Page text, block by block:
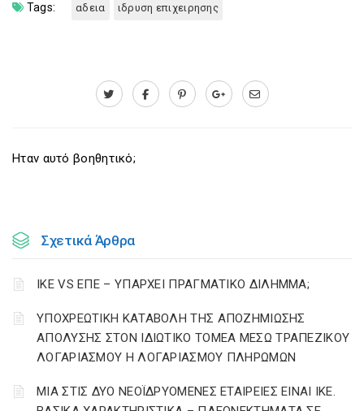
Tags: αδεια ιδρυση επιχειρησης
Ηταν αυτό βοηθητικό;
Σχετικά Άρθρα
ΙΚΕ VS ΕΠΕ – ΥΠΑΡΧΕΙ ΠΡΑΓΜΑΤΙΚΟ ΔΙΛΗΜΜΑ;
YΠΟΧΡΕΩΤΙΚΗ ΚΑΤΑΒΟΛΗ ΤΗΣ ΑΠΟΖΗΜΙΩΣΗΣ
ΑΠΟΛΥΣΗΣ ΣΤΟΝ ΙΔΙΩΤΙΚΟ ΤΟΜΕΑ ΜΕΣΩ ΤΡΑΠΕΖΙΚΟΥ
ΛΟΓΑΡΙΑΣΜΟΥ Η ΛΟΓΑΡΙΑΣΜΟΥ ΠΛΗΡΩΜΩΝ
ΜΙΑ ΣΤΙΣ ΔΥΟ ΝΕΟΪΔΡΥΟΜΕΝΕΣ ΕΤΑΙΡΕΙΕΣ ΕΙΝΑΙ ΙΚΕ.